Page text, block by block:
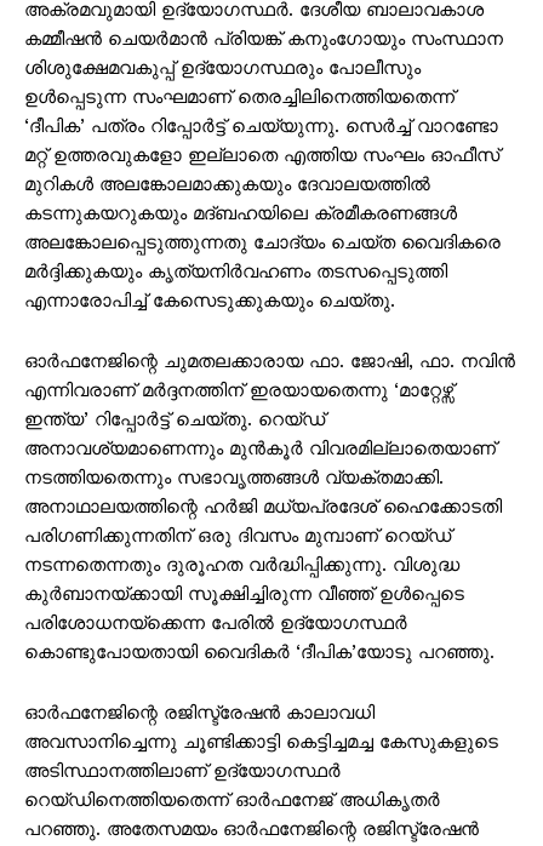
അക്രമവുമായി ഉദ്യോഗസ്ഥർ. ദേശീയ ബാലാവകാശ
കമ്മീഷൻ ചെയർമാൻ പ്രിയങ്ക് കനുംഗോയും സംസ്ഥാന
ശിശുക്ഷേമവകുപ്പ് ഉദ്യോഗസ്ഥരും പോലീസും
ഉൾപ്പെടുന്ന സംഘമാണ് തെരച്ചിലിനെത്തിയതെന്ന്
‘ദീപിക’ പത്രം റിപ്പോര്‍ട്ട് ചെയ്യുന്നു. സെർച്ച് വാറണ്ടോ
മറ്റ് ഉത്തരവുകളോ ഇല്ലാതെ എത്തിയ സംഘം ഓഫീസ്
മുറികൾ അലങ്കോലമാക്കുകയും ദേവാലയത്തിൽ
കടന്നുകയറുകയും മദ്ബഹയിലെ ക്രമീകരണങ്ങൾ
അലങ്കോലപ്പെടുത്തുന്നതു ചോദ്യം ചെയ്ത വൈദികരെ
മർദ്ദിക്കുകയും കൃത്യനിർവഹണം തടസപ്പെടുത്തി
എന്നാരോപിച്ച് കേസെടുക്കുകയും ചെയ്തു.
ഓർഫനേജിന്റെ ചുമതലക്കാരായ ഫാ. ജോഷി, ഫാ. നവിൻ
എന്നിവരാണ് മര്‍ദ്ദനത്തിന് ഇരയായതെന്നു ‘മാറ്റേഴ്സ്
ഇന്ത്യ’ റിപ്പോര്‍ട്ട് ചെയ്തു. റെയ്ഡ്
അനാവശ്യമാണെന്നും മുൻകൂർ വിവരമില്ലാതെയാണ്
നടത്തിയതെന്നും സഭാവൃത്തങ്ങള്‍ വ്യക്തമാക്കി.
അനാഥാലയത്തിന്റെ ഹർജി മധ്യപ്രദേശ് ഹൈക്കോടതി
പരിഗണിക്കുന്നതിന് ഒരു ദിവസം മുമ്പാണ് റെയ്ഡ്
നടന്നതെന്നതും ദുരൂഹത വര്‍ദ്ധിപ്പിക്കുന്നു. വിശുദ്ധ
കുർബാനയ്ക്കായി സൂക്ഷിച്ചിരുന്ന വീഞ്ഞ് ഉൾപ്പെടെ
പരിശോധനയ്ക്കെന്ന പേരിൽ ഉദ്യോഗസ്ഥർ
കൊണ്ടുപോയതായി വൈദികർ ‘ദീപിക’യോടു പറഞ്ഞു.
ഓർഫനേജിന്റെ രജിസ്ട്രേഷൻ കാലാവധി
അവസാനിച്ചെന്നു ചൂണ്ടിക്കാട്ടി കെട്ടിച്ചമച്ച കേസുകളുടെ
അടിസ്ഥാനത്തിലാണ് ഉദ്യോഗസ്ഥർ
റെയ്ഡിനെത്തിയതെന്ന് ഓർഫനേജ് അധികൃതർ
പറഞ്ഞു. അതേസമയം ഓർഫനേജിന്റെ രജിസ്ട്രേഷൻ